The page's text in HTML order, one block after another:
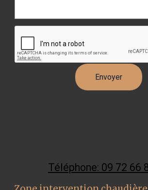
Téléphone: 09 72 66